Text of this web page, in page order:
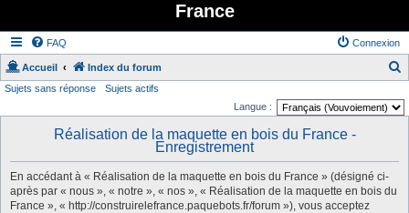
France
FAQ Connexion
Accueil Index du forum
Sujets sans réponse
Sujets actifs
Langue :
Réalisation de la maquette en bois du France -
Enregistrement
En accédant à « Réalisation de la maquette en bois du France » (désigné ci-
après par « nous », « notre », « nos », « Réalisation de la maquette en bois du
France », « http://construirelefrance.paquebots.fr/forum »), vous acceptez